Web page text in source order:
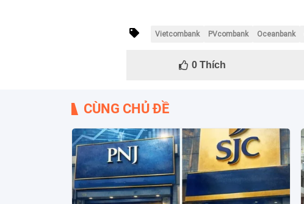
Vietcombank PVcombank Oceanbank
0Thích
CÙNG CHỦ ĐỀ